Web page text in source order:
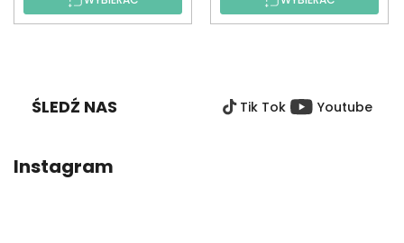
ŚLEDŹ NAS Tik Tok Youtube
Instagram